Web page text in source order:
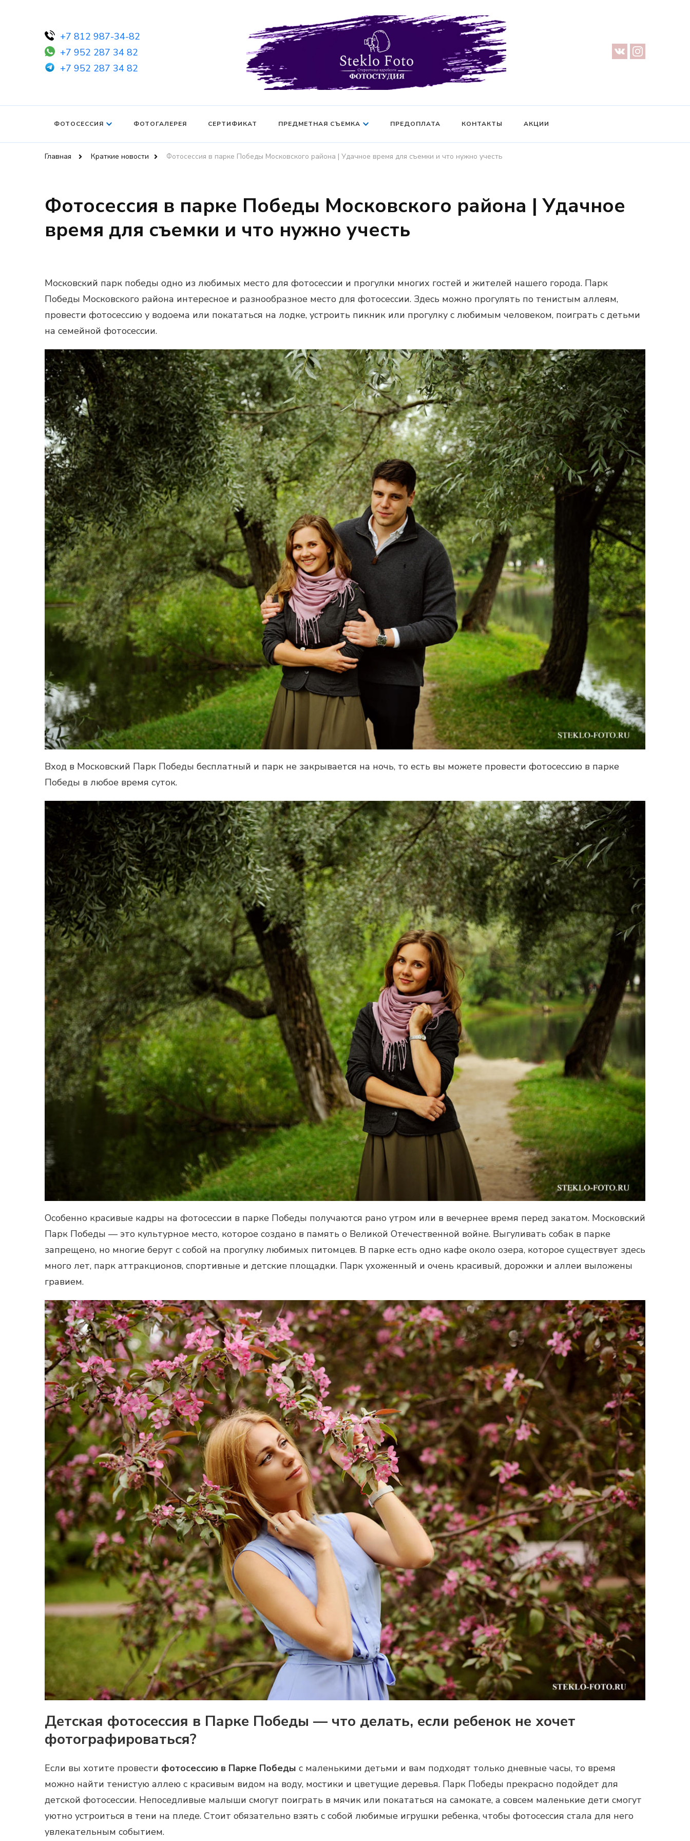
+7 812 987-34-82
+7 952 287 34 82
+7 952 287 34 82
манекен — Сертификат на фотосессию
ФОТОСЕССИЯ ФОТОГАЛЕРЕЯ СЕРТИФИКАТ ПРЕДМЕТНАЯ СЪЕМКА ПРЕДОПЛАТА КОНТАКТЫ АКЦИИ
Главная Краткие новости Фотосессия в парке Победы Московского района | Удачное время для съемки и что нужно учесть
Фотосессия в парке Победы Московского района | Удачное
время для съемки и что нужно учесть
Московский парк победы одно из любимых место для фотосессии и прогулки многих гостей и жителей нашего города. Парк
Победы Московского района интересное и разнообразное место для фотосессии. Здесь можно прогулять по тенистым аллеям,
провести фотосессию у водоема или покататься на лодке, устроить пикник или прогулку с любимым человеком, поиграть с детьми
на семейной фотосессии.
Вход в Московский Парк Победы бесплатный и парк не закрывается на ночь, то есть вы можете провести фотосессию в парке
Победы в любое время суток.
Особенно красивые кадры на фотосессии в парке Победы получаются рано утром или в вечернее время перед закатом. Московский
Парк Победы — это культурное место, которое создано в память о Великой Отечественной войне. Выгуливать собак в парке
запрещено, но многие берут с собой на прогулку любимых питомцев. В парке есть одно кафе около озера, которое существует здесь
много лет, парк аттракционов, спортивные и детские площадки. Парк ухоженный и очень красивый, дорожки и аллеи выложены
гравием.
Детская фотосессия в Парке Победы — что делать, если ребенок не хочет
фотографироваться?
Если вы хотите провести фотосессию в Парке Победы с маленькими детьми и вам подходят только дневные часы, то время
можно найти тенистую аллею с красивым видом на воду, мостики и цветущие деревья. Парк Победы прекрасно подойдет для
детской фотосессии. Непоседливые малыши смогут поиграть в мячик или покататься на самокате, а совсем маленькие дети смогут
уютно устроиться в тени на пледе. Стоит обязательно взять с собой любимые игрушки ребенка, чтобы фотосессия стала для него
увлекательным событием.